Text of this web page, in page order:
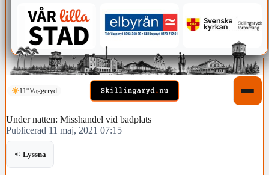
11°Vaggeryd
Under natten: Misshandel vid badplats
Publicerad 11 maj, 2021 07:15
Lyssna